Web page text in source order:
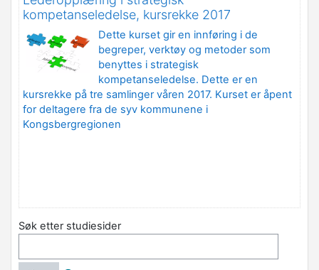
kompetanseledelse, kursrekke 2017
Dette kurset gir en innføring i de
begreper, verktøy og metoder som
benyttes i strategisk
kompetanseledelse. Dette er en
kursrekke på tre samlinger våren 2017. Kurset er åpent
for deltagere fra de syv kommunene i
Kongsbergregionen
Søk etter studiesider